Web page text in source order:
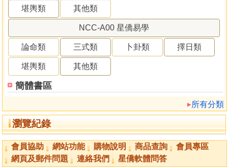
堪輿類 其他類
NCC-A00 星僑易學
論命類 三式類 卜卦類 擇日類
堪輿類 其他類
簡體書區
所有分類
瀏覽紀錄
會員協助 網站功能 購物說明 商品查詢
會員專區
網頁及郵件問題
連絡我們 星僑軟體問答